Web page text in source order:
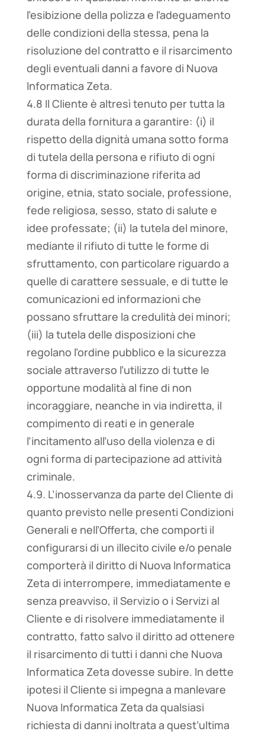
l’esibizione della polizza e l’adeguamento
delle condizioni della stessa, pena la
risoluzione del contratto e il risarcimento
degli eventuali danni a favore di Nuova
Informatica Zeta.
4.8 Il Cliente è altresì tenuto per tutta la
durata della fornitura a garantire: (i) il
rispetto della dignità umana sotto forma
di tutela della persona e rifiuto di ogni
forma di discriminazione riferita ad
origine, etnia, stato sociale, professione,
fede religiosa, sesso, stato di salute e
idee professate; (ii) la tutela del minore,
mediante il rifiuto di tutte le forme di
sfruttamento, con particolare riguardo a
quelle di carattere sessuale, e di tutte le
comunicazioni ed informazioni che
possano sfruttare la credulità dei minori;
(iii) la tutela delle disposizioni che
regolano l’ordine pubblico e la sicurezza
sociale attraverso l’utilizzo di tutte le
opportune modalità al fine di non
incoraggiare, neanche in via indiretta, il
compimento di reati e in generale
l’incitamento all’uso della violenza e di
ogni forma di partecipazione ad attività
criminale.
4.9. L’inosservanza da parte del Cliente di
quanto previsto nelle presenti Condizioni
Generali e nell’Offerta, che comporti il
configurarsi di un illecito civile e/o penale
comporterà il diritto di Nuova Informatica
Zeta di interrompere, immediatamente e
senza preavviso, il Servizio o i Servizi al
Cliente e di risolvere immediatamente il
contratto, fatto salvo il diritto ad ottenere
il risarcimento di tutti i danni che Nuova
Informatica Zeta dovesse subire. In dette
ipotesi il Cliente si impegna a manlevare
Nuova Informatica Zeta da qualsiasi
richiesta di danni inoltrata a quest’ultima